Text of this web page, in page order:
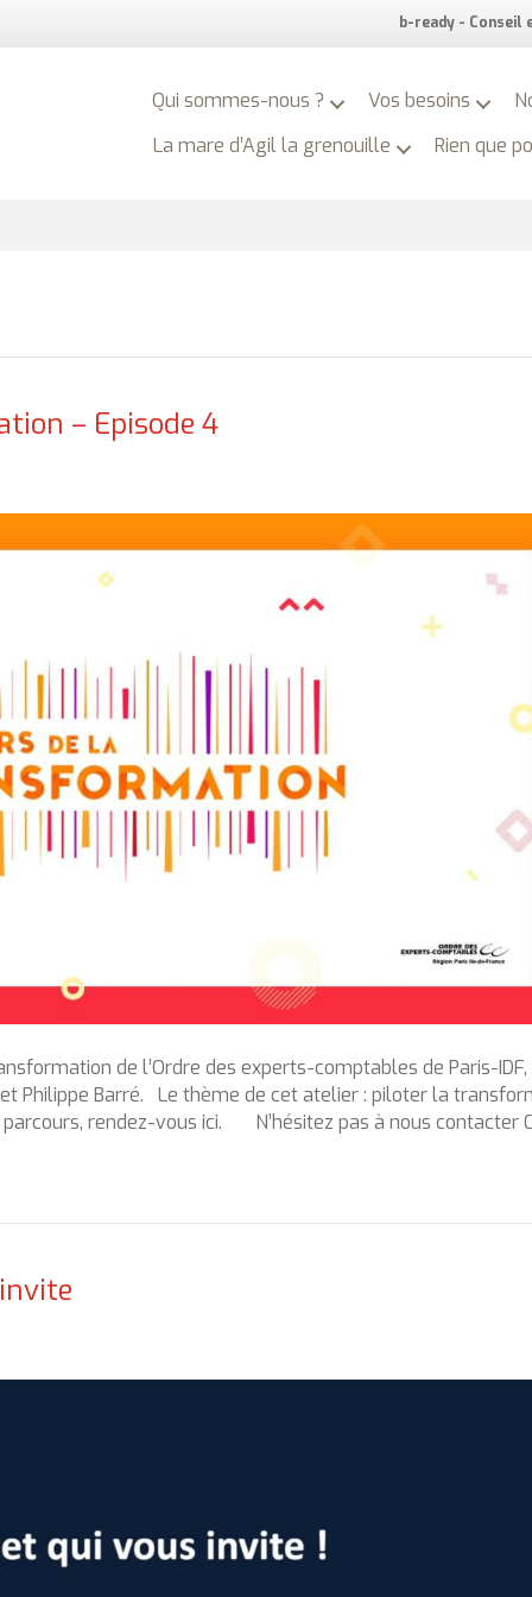
b-ready - Conseil
Qui sommes-nous ? Vos besoins
La mare d’Agil la grenouille
Rien que
– Episode 4
de l’Ordre des experts-comptables de Paris-
Philippe Barré. Le thème de cet atelier : piloter la
rendez-vous ici. N’hésitez pas à nous contacter